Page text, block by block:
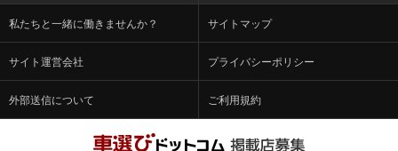
私たちと一緒に働きませんか？ サイトマップ
サイト運営会社 プライバシーポリシー
外部送信について ご利用規約